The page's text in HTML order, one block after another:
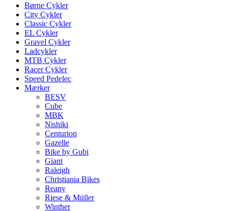
Børne Cykler
City Cykler
Classic Cykler
EL Cykler
Gravel Cykler
Ladcykler
MTB Cykler
Racer Cykler
Speed Pedelec
Mærker
BESV
Cube
MBK
Nishiki
Centurion
Gazelle
Bike by Gubi
Giant
Raleigh
Christiania Bikes
Reany
Riese & Müller
Winther